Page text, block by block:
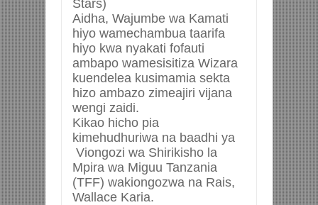
Stars)
Aidha, Wajumbe wa Kamati
hiyo wamechambua taarifa
hiyo kwa nyakati fofauti
ambapo wamesisitiza Wizara
kuendelea kusimamia sekta
hizo ambazo zimeajiri vijana
wengi zaidi.
Kikao hicho pia
kimehudhuriwa na baadhi ya
Viongozi wa Shirikisho la
Mpira wa Miguu Tanzania
(TFF) wakiongozwa na Rais,
Wallace Karia.